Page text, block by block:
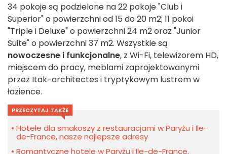
34 pokoje są podzielone na 22 pokoje "Club i
Superior" o powierzchni od 15 do 20 m2; 11 pokoi
"Triple i Deluxe" o powierzchni 24 m2 oraz "Junior
Suite" o powierzchni 37 m2. Wszystkie są
nowoczesne i funkcjonalne, z Wi-Fi, telewizorem HD,
miejscem do pracy, meblami zaprojektowanymi
przez Itak-architectes i tryptykowym lustrem w
łazience.
PRZECZYTAJ TAKŻE
Hotele dla smakoszy z restauracjami w Paryżu i Ile-
de-France, nasze najlepsze adresy
Romantyczne hotele w Paryżu i Ile-de-France,